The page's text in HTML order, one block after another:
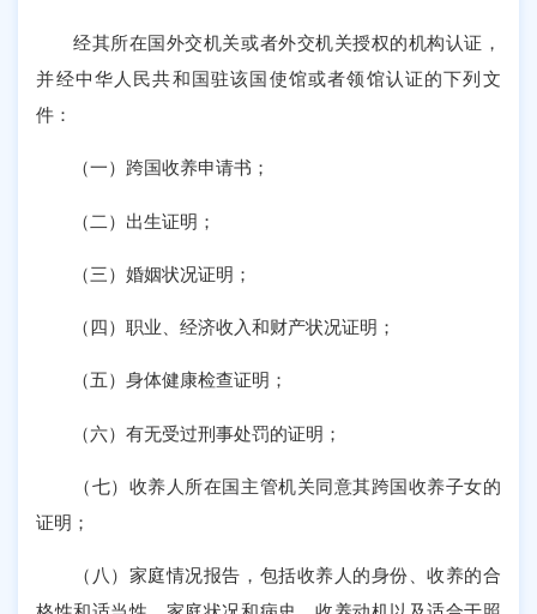
经其所在国外交机关或者外交机关授权的机构认证，
并经中华人民共和国驻该国使馆或者领馆认证的下列文
件：
（一）跨国收养申请书；
（二）出生证明；
（三）婚姻状况证明；
（四）职业、经济收入和财产状况证明；
（五）身体健康检查证明；
（六）有无受过刑事处罚的证明；
（七）收养人所在国主管机关同意其跨国收养子女的
证明；
（八）家庭情况报告，包括收养人的身份、收养的合